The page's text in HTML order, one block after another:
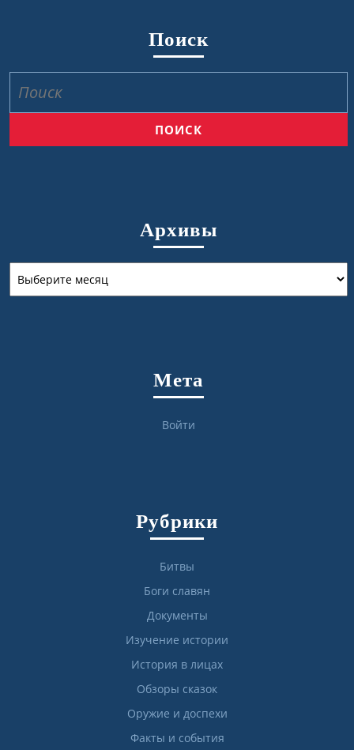
Поиск
Архивы
Мета
Войти
Рубрики
Битвы
Боги славян
Документы
Изучение истории
История в лицах
Обзоры сказок
Оружие и доспехи
Факты и события